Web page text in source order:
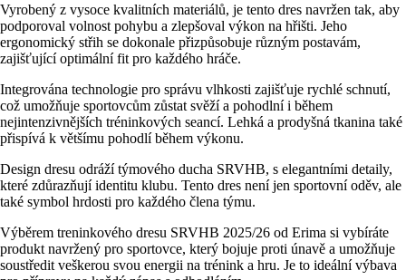
Vyrobený z vysoce kvalitních materiálů, je tento dres navržen tak, aby
podporoval volnost pohybu a zlepšoval výkon na hřišti. Jeho
ergonomický střih se dokonale přizpůsobuje různým postavám,
zajišťující optimální fit pro každého hráče.
Integrována technologie pro správu vlhkosti zajišťuje rychlé schnutí,
což umožňuje sportovcům zůstat svěží a pohodlní i během
nejintenzivnějších tréninkových seancí. Lehká a prodyšná tkanina také
přispívá k většímu pohodlí během výkonu.
Design dresu odráží týmového ducha SRVHB, s elegantními detaily,
které zdůrazňují identitu klubu. Tento dres není jen sportovní oděv, ale
také symbol hrdosti pro každého člena týmu.
Výběrem treninkového dresu SRVHB 2025/26 od Erima si vybíráte
produkt navržený pro sportovce, který bojuje proti únavě a umožňuje
soustředit veškerou svou energii na trénink a hru. Je to ideální výbava